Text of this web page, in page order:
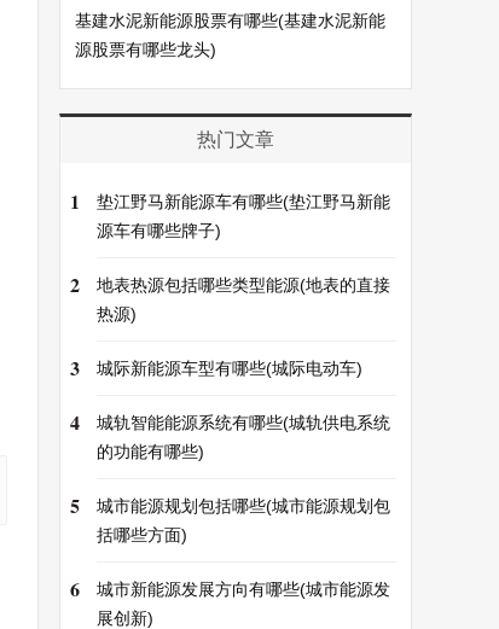
基建水泥新能源股票有哪些(基建水泥新能
源股票有哪些龙头)
热门文章
1
垫江野马新能源车有哪些(垫江野马新能
源车有哪些牌子)
2
地表热源包括哪些类型能源(地表的直接
热源)
3 城际新能源车型有哪些(城际电动车)
4
城轨智能能源系统有哪些(城轨供电系统
的功能有哪些)
5
城市能源规划包括哪些(城市能源规划包
括哪些方面)
6
城市新能源发展方向有哪些(城市能源发
展创新)